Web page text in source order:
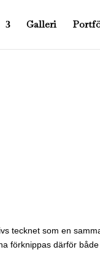
Galleri
tecknet som en
förknippas därför